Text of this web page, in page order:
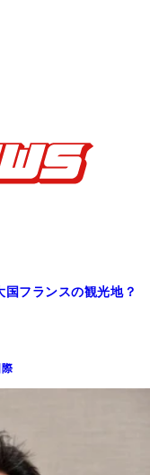
フランスの観光地？